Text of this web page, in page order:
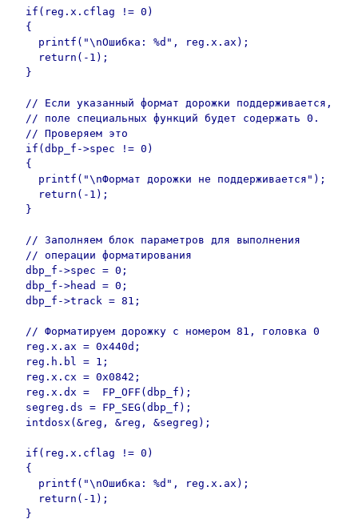
  if(reg.x.cflag != 0)
  {
    printf("\nОшибка: %d", reg.x.ax);
    return(-1);
  }
  // Если указанный формат дорожки поддерживается,
  // поле специальных функций будет содержать 0.
  // Проверяем это
  if(dbp_f->spec != 0)
  {
    printf("\nФормат дорожки не поддерживается");
    return(-1);
  }
  // Заполняем блок параметров для выполнения
  // операции форматирования
  dbp_f->spec = 0;
  dbp_f->head = 0;
  dbp_f->track = 81;
  // Форматируем дорожку с номером 81, головка 0
  reg.x.ax = 0x440d;
  reg.h.bl = 1;
  reg.x.cx = 0x0842;
  reg.x.dx =  FP_OFF(dbp_f);
  segreg.ds = FP_SEG(dbp_f);
  intdosx(&reg, &reg, &segreg);
  if(reg.x.cflag != 0)
  {
    printf("\nОшибка: %d", reg.x.ax);
    return(-1);
  }